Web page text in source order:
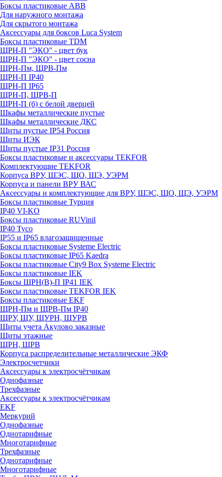
Боксы пластиковые ABB
Для наружного монтажа
Для скрытого монтажа
Аксессуары для боксов Luca System
Боксы пластиковые TDM
ЩРН-П "ЭКО" - цвет бук
ЩРН-П "ЭКО" - цвет сосна
ЩРН-Пм, ЩРВ-Пм
ЩРН-П IP40
ЩРН-П IP65
ЩРН-П, ЩРВ-П
ЩРН-П (б) с белой дверцей
Шкафы металлические пустые
Шкафы металлические ДКС
Щиты пустые IP54 Россия
Щиты ИЭК
Щиты пустые IP31 Россия
Боксы пластиковые и аксессуары TEKFOR
Комплектующие TEKFOR
Корпуса ВРУ, ШЭС, ЩО, ЩЭ, УЭРМ
Корпуса и панели ВРУ ВАС
Аксессуары и комплектующие для ВРУ, ШЭС, ЩО, ЩЭ, УЭРМ
Боксы пластиковые Турция
IP40 VI-KO
Боксы пластиковые RUVinil
IP40 Тусо
IP55 и IP65 влагозащищенные
Боксы пластиковые Systeme Electric
Боксы пластиковые IP65 Kaedra
Боксы пластиковые City9 Box Systeme Electric
Боксы пластиковые IEK
Боксы ЩРН(В)-П IP41 IEK
Боксы пластиковые TEKFOR IEK
Боксы пластиковые EKF
ЩРН-Пм и ЩРВ-Пм IP40
ЩРУ, ЩУ, ЩУРН, ЩУРВ
Щиты учета Акулово заказные
Щиты этажные
ЩРН, ЩРВ
Корпуса распределительные металлические ЭКФ
Электросчетчики
Аксессуары к электросчётчикам
Однофазные
Трехфазные
Аксессуары к электросчётчикам
EKF
Меркурий
Однофазные
Однотарифные
Многотарифные
Трехфазные
Однотарифные
Многотарифные